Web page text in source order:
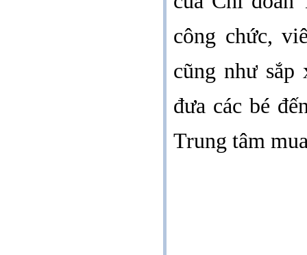
công chức,
cũng như sắp
đưa các bé
Trung tâm